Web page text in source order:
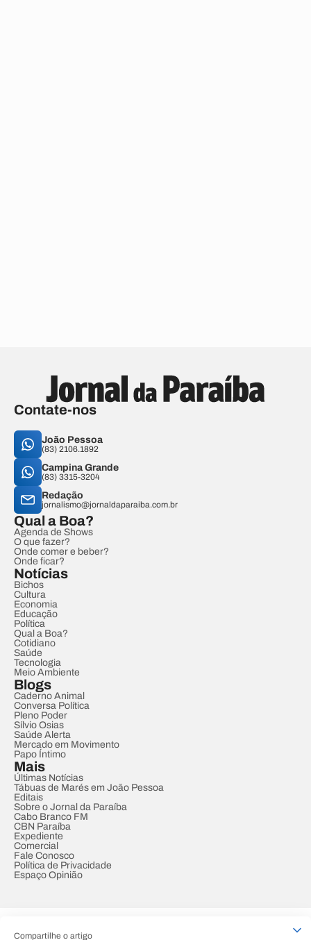
Compartilhe o artigo
Contate-nos
João Pessoa
(83) 2106.1892
Campina Grande
(83) 3315-3204
Redação
jornalismo@jornaldaparaiba.com.br
Qual a Boa?
Agenda de Shows
O que fazer?
Onde comer e beber?
Onde ficar?
Notícias
Bichos
Cultura
Economia
Educação
Política
Qual a Boa?
Cotidiano
Saúde
Tecnologia
Meio Ambiente
Blogs
Caderno Animal
Conversa Política
Pleno Poder
Sílvio Osias
Saúde Alerta
Mercado em Movimento
Papo Íntimo
Mais
Últimas Notícias
Tábuas de Marés em João Pessoa
Editais
Sobre o Jornal da Paraíba
Cabo Branco FM
CBN Paraíba
Expediente
Comercial
Fale Conosco
Política de Privacidade
Espaço Opinião